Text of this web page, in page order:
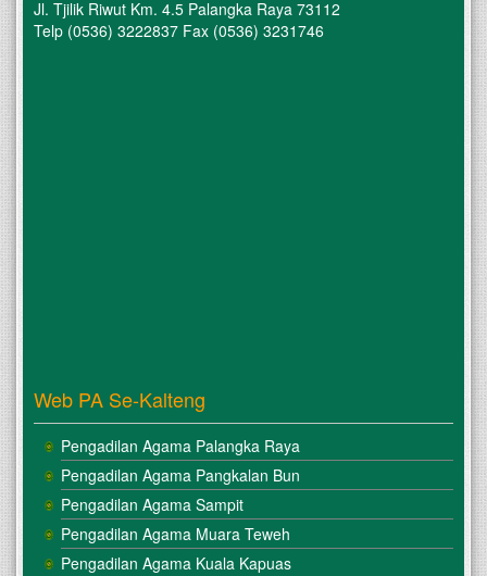
Jl. Tjilik Riwut Km. 4.5 Palangka Raya 73112
Telp (0536) 3222837 Fax (0536) 3231746
Web PA Se-Kalteng
Pengadilan Agama Palangka Raya
Pengadilan Agama Pangkalan Bun
Pengadilan Agama Sampit
Pengadilan Agama Muara Teweh
Pengadilan Agama Kuala Kapuas